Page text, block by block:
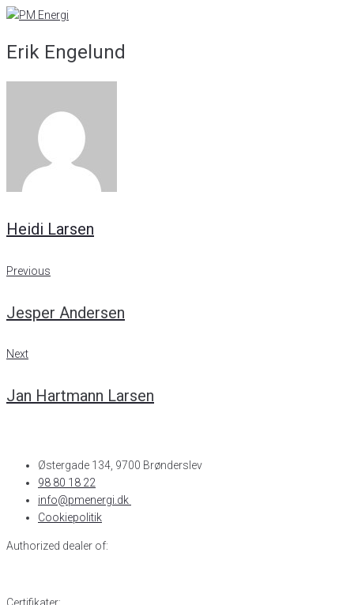
Skip
content
Erik Engelund
Heidi Larsen
Indlægsnavigation
Previous
Previous
Jesper Andersen
Next
Next
Jan Hartmann Larsen
Østergade 134, 9700 Brønderslev​
98 80 18 22
info@pmenergi.dk​ ​
Cookiepolitik
Authorized dealer of: